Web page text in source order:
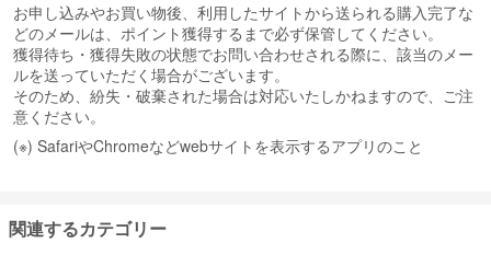
お申し込みやお買い物後、利用したサイトから送られる購入完了な
どのメールは、ポイント獲得するまで必ず保管してください。
獲得待ち・獲得失敗の状態でお問い合わせされる際に、該当のメー
ルを送っていただく場合がございます。
そのため、紛失・破棄された場合は対応いたしかねますので、ご注
意ください。
(※) SafariやChromeなどwebサイトを表示するアプリのこと
関連するカテゴリー